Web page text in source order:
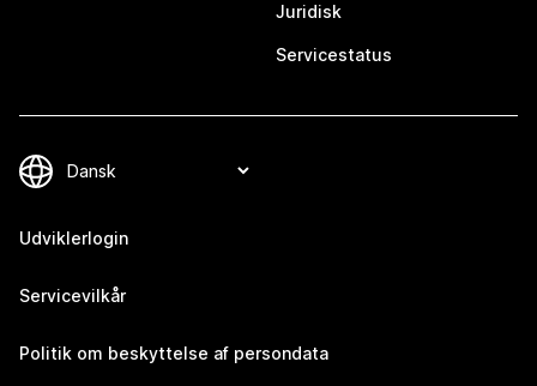
Juridisk
Servicestatus
Udviklerlogin
Servicevilkår
Politik om beskyttelse af persondata